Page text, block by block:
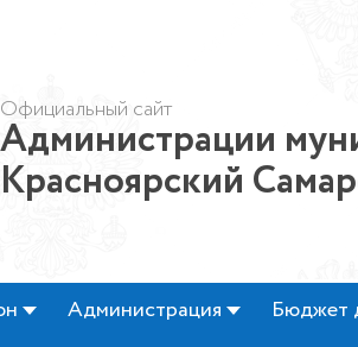
Официальный сайт
Администрации
Красноярский
Администрация Бюджет